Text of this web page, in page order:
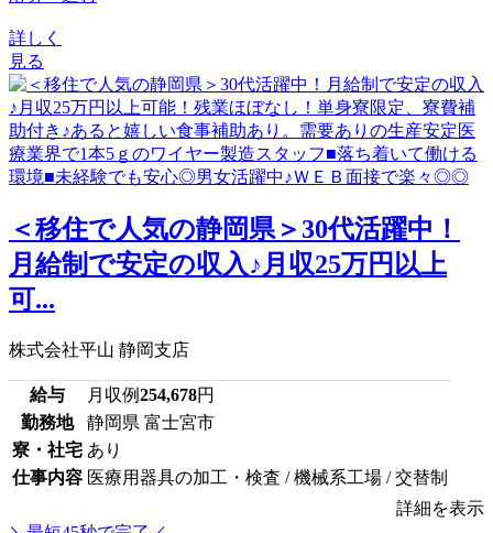
詳しく
見る
＜移住で人気の静岡県＞30代活躍中！
月給制で安定の収入♪月収25万円以上
可...
株式会社平山 静岡支店
給与 月収例254,678円
勤務地
静岡県 富士宮市
寮・社宅 あり
仕事内容 医療用器具の加工・検査 / 機械系工場 / 交替制
詳細を表示